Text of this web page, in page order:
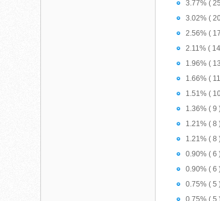
3.77% (
3.02% (
2.56% (
2.11% (
1.96% (
1.66% (
1.51% (
1.36% ( 9
1.21% ( 8
1.21% ( 8
0.90% ( 6
0.90% ( 6
0.75% ( 5
0.75% ( 5